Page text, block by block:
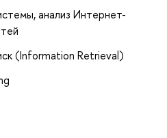
анализ Интернет-
(Information Retrieval)